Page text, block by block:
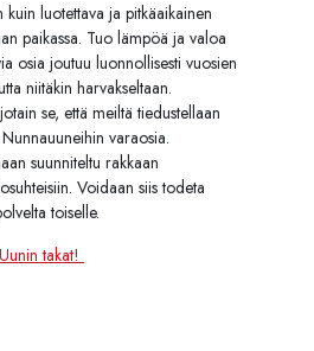
luotettava ja pitkäaikainen
paikassa. Tuo lämpöä ja valoa
osia joutuu luonnollisesti vuosien
niitäkin harvakseltaan.
se, että meiltä tiedustellaan
varaosia.
suunniteltu rakkaan
Voidaan siis todeta
toiselle.
takat!